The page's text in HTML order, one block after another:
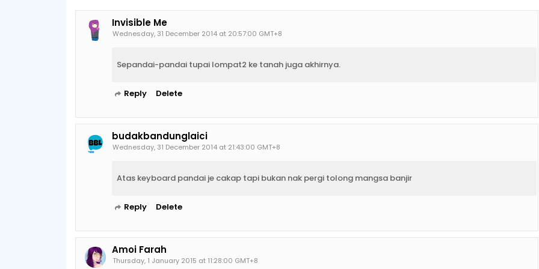
Invisible Me
Wednesday, 31 December 2014 at 20:57:00 GMT+8
Sepandai-pandai tupai lompat2 ke tanah juga akhirnya.
Reply Delete
budakbandunglaici
Wednesday, 31 December 2014 at 21:43:00 GMT+8
Atas keyboard pandai je cakap tapi bukan nak pergi tolong mangsa banjir
Reply Delete
Amoi Farah
Thursday, 1 January 2015 at 11:28:00 GMT+8